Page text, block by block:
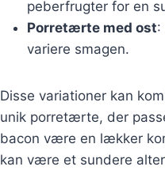
peberfrugter for en
Porretærte med ost:
variere smagen.
Disse variationer kan
unik porretærte, der
bacon være en lækker
kan være et sundere